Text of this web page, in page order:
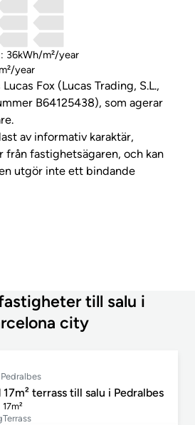
36kWh/m²/year
year
Fox (Lucas Trading, S.L.,
B64125438), som agerar
av informativ karaktär,
från fastighetsägaren, och kan
utgör inte ett bindande
till salu i
city
terrass till salu i Pedralbes
Terrass
17m²